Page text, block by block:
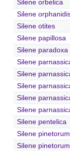
Silene orbelica
Silene
Silene otites
Silene papillosa
Silene paradoxa
Silene
Silene
Silene
Silene
Silene
Silene pentelica
Silene pinetorum
Silene pinetorum